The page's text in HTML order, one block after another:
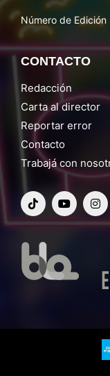
Número de Edición
CONTACTO
Redacción
Carta al director
Reportar error
Contacto
Trabajá con